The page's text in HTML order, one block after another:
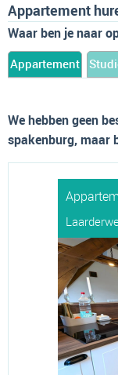
Appartement
Waar ben je naar
Appartement
We hebben geen
spakenburg, maar